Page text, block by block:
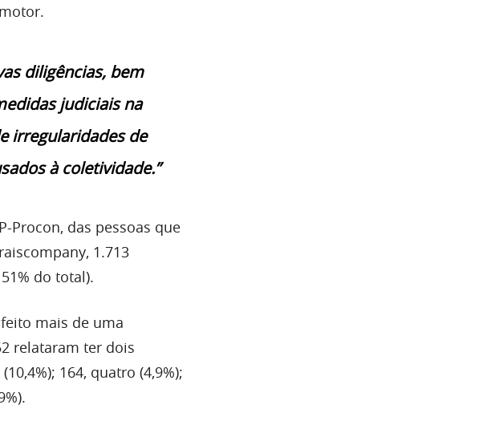
diligências, bem
judiciais na
irregularidades de
à coletividade.”
Procon, das pessoas que
1.713
do total).
mais de uma
relataram ter dois
164, quatro (4,9%);